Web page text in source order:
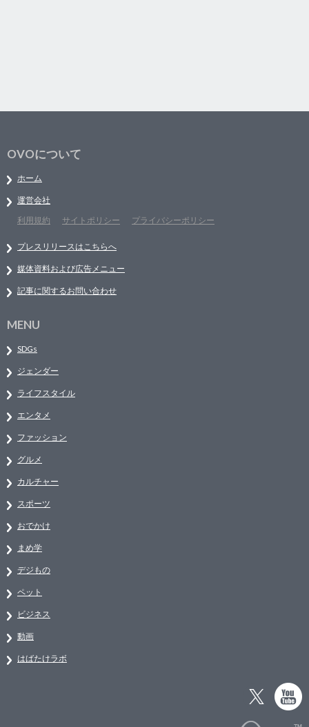
OVOについて
ホーム
運営会社
利用規約
サイトポリシー プライバシーポリシー
プレスリリースはこちらへ
媒体資料および広告メニュー
記事に関するお問い合わせ
MENU
SDGs
ジェンダー
ライフスタイル
エンタメ
ファッション
グルメ
カルチャー
スポーツ
おでかけ
まめ学
デジもの
ペット
ビジネス
動画
はばたけラボ